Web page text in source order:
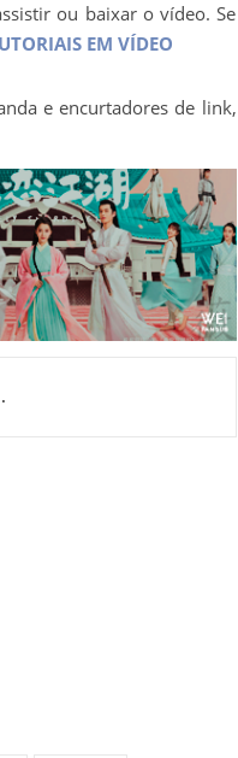
ou baixar o vídeo. Se
EM VÍDEO
e encurtadores de link,